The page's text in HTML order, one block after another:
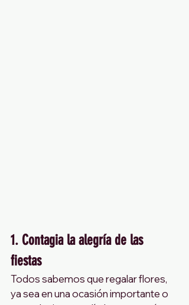
1. Contagia la alegría de las
fiestas
Todos sabemos que regalar flores,
ya sea en una ocasión importante o